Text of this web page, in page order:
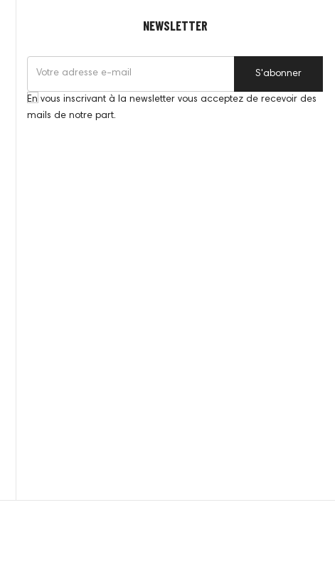
NEWSLETTER
S'abonner
En vous inscrivant à la newsletter vous acceptez de recevoir des
mails de notre part.